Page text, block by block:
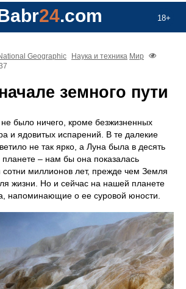
18+
24.com
Geographic Наука и техника Мир
земного пути
было ничего, кроме безжизненных
и ядовитых испарений. В те далекие
не так ярко, а Луна была в десять
– нам бы она показалась
миллионов лет, прежде чем Земля
жизни. Но и сейчас на нашей планете
напоминающие о ее суровой юности.